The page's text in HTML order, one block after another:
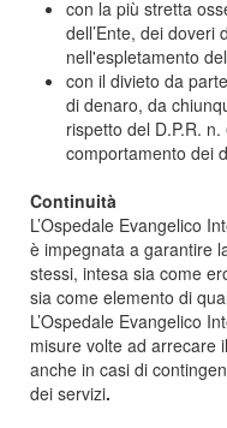
con la più stretta
dell’Ente, dei doveri
nell'espletamento
con il divieto da
di denaro, da
rispetto del D.P.R.
comportamento dei
Continuità
L’Ospedale Evangelico
è impegnata a garantire
stessi, intesa sia come
sia come elemento di
L’Ospedale Evangelico
misure volte ad arrecare
anche in casi di
dei servizi.